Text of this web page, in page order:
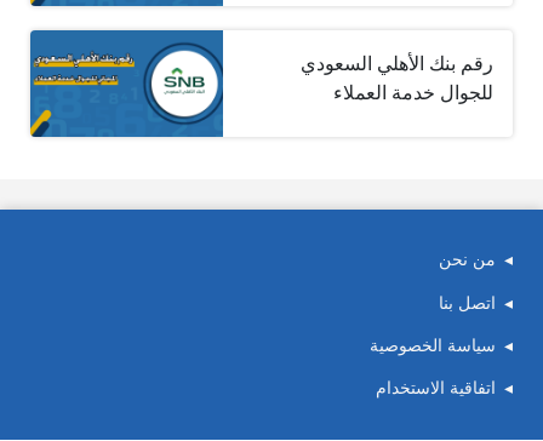
رقم بنك الأهلي السعودي
للجوال خدمة العملاء
من نحن
اتصل بنا
سياسة الخصوصية
اتفاقية الاستخدام